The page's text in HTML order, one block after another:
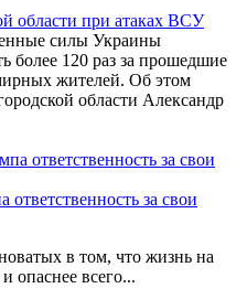
области при атаках ВСУ
силы Украины
более 120 раз за прошедшие
жителей. Об этом
области Александр
за свои
в том, что жизнь на
опаснее всего...